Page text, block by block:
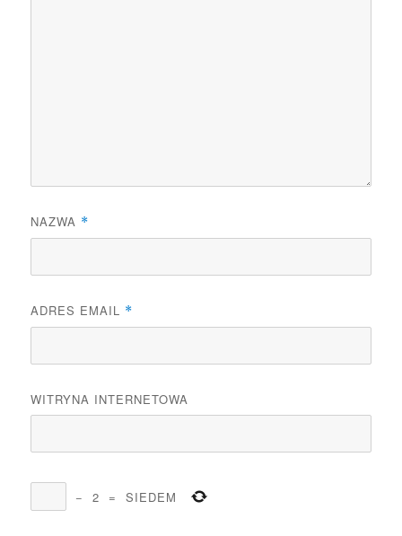
NAZWA *
ADRES EMAIL *
WITRYNA INTERNETOWA
− 2 = SIEDEM